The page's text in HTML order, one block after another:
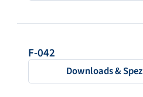
F-042
Downloads &